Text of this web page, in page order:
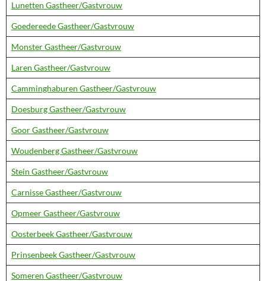
Lunetten Gastheer/Gastvrouw
Goedereede Gastheer/Gastvrouw
Monster Gastheer/Gastvrouw
Laren Gastheer/Gastvrouw
Camminghaburen Gastheer/Gastvrouw
Doesburg Gastheer/Gastvrouw
Goor Gastheer/Gastvrouw
Woudenberg Gastheer/Gastvrouw
Stein Gastheer/Gastvrouw
Carnisse Gastheer/Gastvrouw
Opmeer Gastheer/Gastvrouw
Oosterbeek Gastheer/Gastvrouw
Prinsenbeek Gastheer/Gastvrouw
Someren Gastheer/Gastvrouw